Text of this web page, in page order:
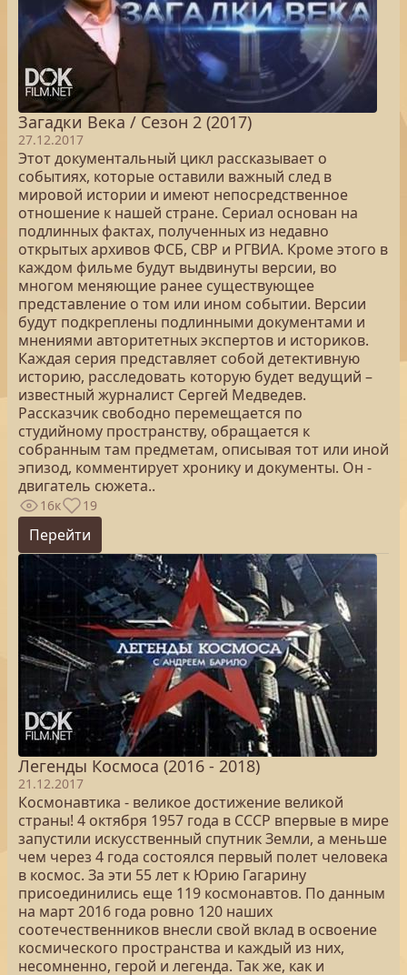
Загадки Века / Сезон 2 (2017)
27.12.2017
Этот документальный цикл рассказывает о
событиях, которые оставили важный след в
мировой истории и имеют непосредственное
отношение к нашей стране. Сериал основан на
подлинных фактах, полученных из недавно
открытых архивов ФСБ, СВР и РГВИА. Кроме этого в
каждом фильме будут выдвинуты версии, во
многом меняющие ранее существующее
представление о том или ином событии. Версии
будут подкреплены подлинными документами и
мнениями авторитетных экспертов и историков.
Каждая серия представляет собой детективную
историю, расследовать которую будет ведущий –
известный журналист Сергей Медведев.
Рассказчик свободно перемещается по
студийному пространству, обращается к
собранным там предметам, описывая тот или иной
эпизод, комментирует хронику и документы. Он -
двигатель сюжета..
16к 19
Перейти
Легенды Космоса (2016 - 2018)
21.12.2017
Космонавтика - великое достижение великой
страны! 4 октября 1957 года в СССР впервые в мире
запустили искусственный спутник Земли, а меньше
чем через 4 года состоялся первый полет человека
в космос. За эти 55 лет к Юрию Гагарину
присоединились еще 119 космонавтов. По данным
на март 2016 года ровно 120 наших
соотечественников внесли свой вклад в освоение
космического пространства и каждый из них,
несомненно, герой и легенда. Так же, как и